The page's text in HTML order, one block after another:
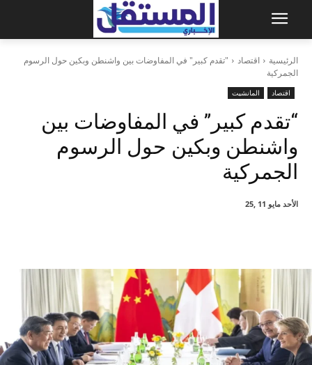
الرئيسية اقتصاد
"تقدم كبير" في المفاوضات بين واشنطن وبكين حول الرسوم
الجمركية
اقتصاد المانشيت
“تقدم كبير” في المفاوضات بين
واشنطن وبكين حول الرسوم
الجمركية
الأحد مايو 11 ,25